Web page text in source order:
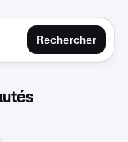
Rechercher